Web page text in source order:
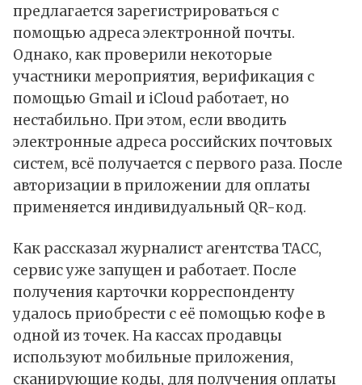
предлагается зарегистрироваться с
помощью адреса электронной почты.
Однако, как проверили некоторые
участники мероприятия, верификация с
помощью Gmail и iCloud работает, но
нестабильно. При этом, если вводить
электронные адреса российских почтовых
систем, всё получается с первого раза. После
авторизации в приложении для оплаты
применяется индивидуальный QR-код.
Как рассказал журналист агентства ТАСС,
сервис уже запущен и работает. После
получения карточки корреспонденту
удалось приобрести с её помощью кофе в
одной из точек. На кассах продавцы
используют мобильные приложения,
сканирующие коды, для получения оплаты